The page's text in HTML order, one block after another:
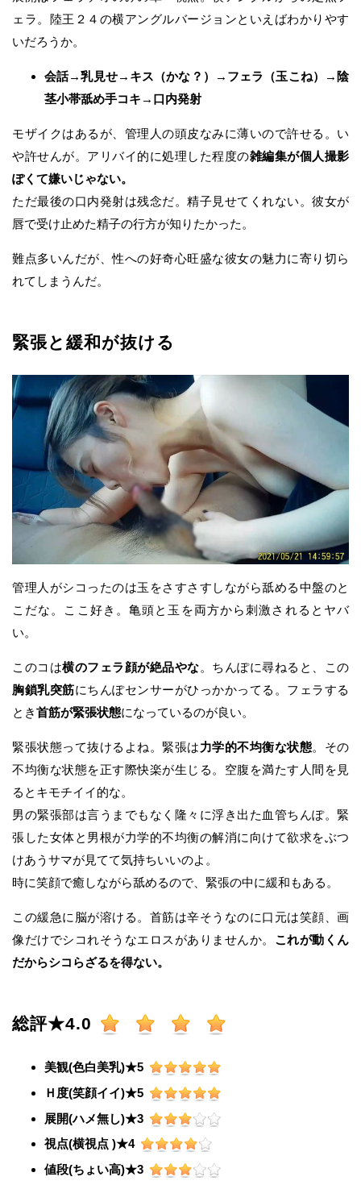
ェラ。陸王２４の横アングルバージョンといえばわかりやす
いだろうか。
会話→乳見せ→キス（かな？）→フェラ（玉こね）→陰
茎小帯舐め手コキ→口内発射
モザイクはあるが、管理人の頭皮なみに薄いので許せる。い
や許せんが。アリバイ的に処理した程度の雑編集が個人撮影
ぽくて嫌いじゃない。
ただ最後の口内発射は残念だ。精子見せてくれない。彼女が
唇で受け止めた精子の行方が知りたかった。
難点多いんだが、性への好奇心旺盛な彼女の魅力に寄り切ら
れてしまうんだ。
緊張と緩和が抜ける
管理人がシコったのは玉をさすさすしながら舐める中盤のと
こだな。ここ好き。亀頭と玉を両方から刺激されるとヤバ
い。
このコは横のフェラ顔が絶品やな。ちんぽに尋ねると、この
胸鎖乳突筋にちんぽセンサーがひっかかってる。フェラする
とき首筋が緊張状態になっているのが良い。
緊張状態って抜けるよね。緊張は力学的不均衡な状態。その
不均衡な状態を正す際快楽が生じる。空腹を満たす人間を見
るとキモチイイ的な。
男の緊張部は言うまでもなく隆々に浮き出た血管ちんぽ。緊
張した女体と男根が力学的不均衡の解消に向けて欲求をぶつ
けあうサマが見てて気持ちいいのよ。
時に笑顔で癒しながら舐めるので、緊張の中に緩和もある。
この緩急に脳が溶ける。首筋は辛そうなのに口元は笑顔、画
像だけでシコれそうなエロスがありませんか。 これが動くん
だからシコらざるを得ない。
総評★4.0
美観(色白美乳)★5
Ｈ度(笑顔イイ)★5
展開(ハメ無し)★3
視点(横視点 )★4
値段(ちょい高)★3